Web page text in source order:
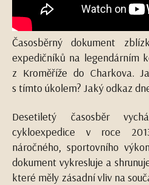
Časosběrný dokument
expedičníků na legendárním
z Kroměříže do Charkova.
s tímto úkolem? Jaký odkaz
Desetiletý časosběr
cykloexpedice v roce
náročného, sportovního
dokument vykresluje a
které měly zásadní vliv na